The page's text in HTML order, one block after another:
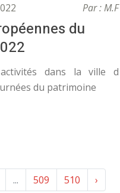
Par : M.F
du
dans la ville d
du patrimoine
... 509 510 ›